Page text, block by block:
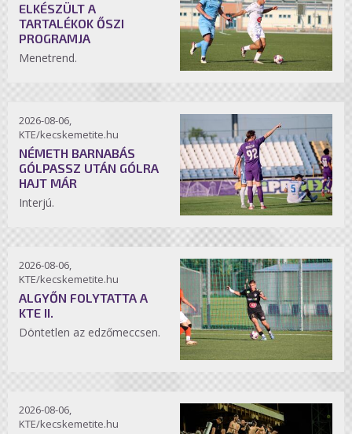
ELKÉSZÜLT A
TARTALÉKOK ŐSZI
PROGRAMJA
Menetrend.
2026-08-06,
KTE/kecskemetite.hu
NÉMETH BARNABÁS
GÓLPASSZ UTÁN GÓLRA
HAJT MÁR
Interjú.
2026-08-06,
KTE/kecskemetite.hu
ALGYŐN FOLYTATTA A
KTE II.
Döntetlen az edzőmeccsen.
2026-08-06,
KTE/kecskemetite.hu